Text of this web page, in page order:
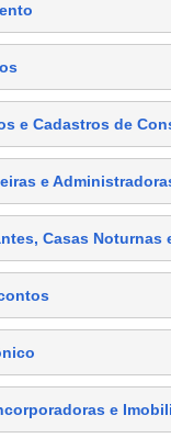
e Cadastros de
e
Casas Noturnas
e